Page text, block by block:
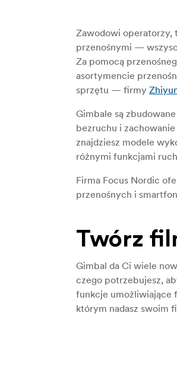
Zawodowi operatorzy,
przenośnymi —
Za pomocą
asortymencie
sprzętu — firmy
Gimbale są
bezruchu i
znajdziesz modele
różnymi funkcjami
Firma Focus Nordic
przenośnych i
Twórz
Gimbal da Ci wiele
czego potrzebujesz,
funkcje umożliwiające
którym nadasz swoim